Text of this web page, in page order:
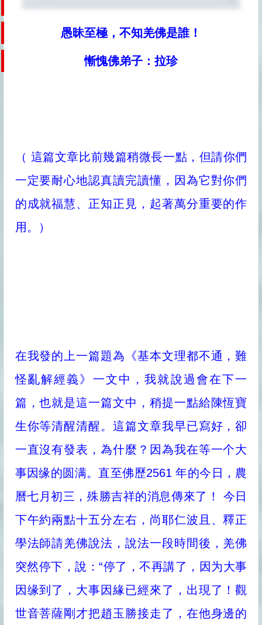
愚昧至極，不知羌佛是誰！
慚愧佛弟子：拉珍
（ 這篇文章比前幾篇稍微長一點，但請你們
一定要耐心地認真讀完讀懂，因為它對你們
的成就福慧、正知正見，起著萬分重要的作
用。）
在我發的上一篇題為《基本文理都不通，難
怪亂解經義》一文中，我就說過會在下一
篇，也就是這一篇文中，稍提一點給陳恆寶
生你等清醒清醒。這篇文章我早已寫好，卻
一直沒有發表，為什麼？因為我在等一个大
事因缘的圆满。直至佛歷2561 年的今日，農
曆七月初三，殊勝吉祥的消息傳來了！ 今日
下午約兩點十五分左右，尚耶仁波且、釋正
學法師請羌佛說法，說法一段時間後，羌佛
突然停下，說：“停了，不再講了，因为大事
因缘到了，大事因緣已經來了，出現了！觀
世音菩薩剛才把趙玉勝接走了，在他身邊的